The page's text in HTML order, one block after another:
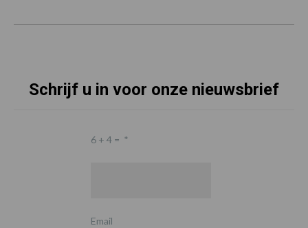
Schrijf u in voor onze nieuwsbrief
6 + 4 = *
Email